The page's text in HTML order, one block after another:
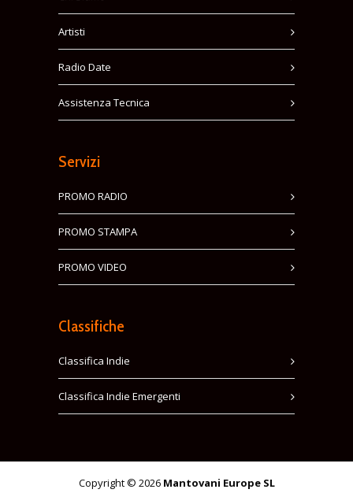
Artisti
Radio Date
Assistenza Tecnica
Servizi
PROMO RADIO
PROMO STAMPA
PROMO VIDEO
Classifiche
Classifica Indie
Classifica Indie Emergenti
Copyright © 2026 Mantovani Europe SL